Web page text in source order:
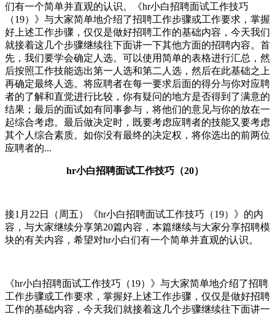
们有一个简单并直观的认识。《hr小白招聘面试工作技巧
（19）》与大家简单地介绍了招聘工作步骤或工作要求，掌握
好上述工作步骤，仅仅是做好招聘工作的基础内容，今天我们
就接着这几个步骤继续往下面讲一下其他方面的招聘内容。首
先，我们要学会确定人选。可以使用简单的表格进行汇总，然
后按照工作技能选出第一人选和第二人选，然后在此基础之上
再确定最终人选。将应聘者在每一要求后面的得分与你对应聘
者的了解和直觉进行比较，你有疑问的地方是否得到了满意的
结果；最后的面试如有同事参与，将他们的意见与你的放在一
起综合考虑。最后做决定时，既要考虑应聘者的技能又要考虑
其个人综合素质。如你没有最终的决定权，将你选出的前两位
应聘者的...
hr小白招聘面试工作技巧（20）
接1月22日（周五）《hr小白招聘面试工作技巧（19）》的内
容，与大家继续分享第20篇内容，本篇继续与大家分享招聘模
块的有关内容，希望对hr小白们有一个简单并直观的认识。
《hr小白招聘面试工作技巧（19）》与大家简单地介绍了招聘
工作步骤或工作要求，掌握好上述工作步骤，仅仅是做好招聘
工作的基础内容，今天我们就接着这几个步骤继续往下面讲一